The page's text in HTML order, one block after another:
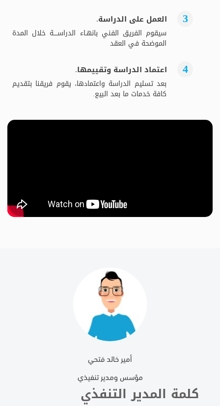
العمل على الدراسة.
سيقوم الفريق الفني بانهـاء الدراســــة خلال المدة
الموضحة في العقد
اعتماد الدراسة وتقييمها.
بعد تسليم الدراسة واعتمادها، يقوم فريقنا بتقديم
كافة خدمات ما بعد البيع.
أمير خالد فتحي
مؤسس ومدير تنفيذي
كلمة المدير التنفذي